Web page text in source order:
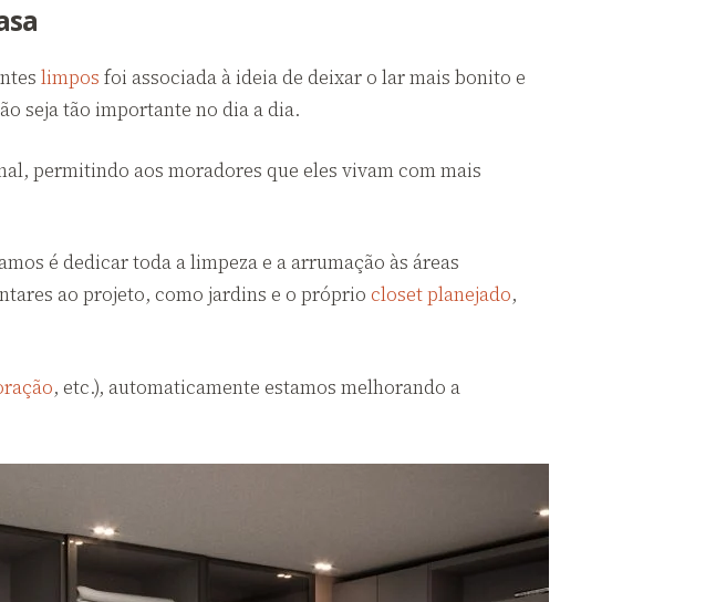
limpos foi associada à ideia de deixar o lar mais bonito e
seja tão importante no dia a dia.
permitindo aos moradores que eles vivam com mais
é dedicar toda a limpeza e a arrumação às áreas
ao projeto, como jardins e o próprio closet planejado,
, etc.), automaticamente estamos melhorando a